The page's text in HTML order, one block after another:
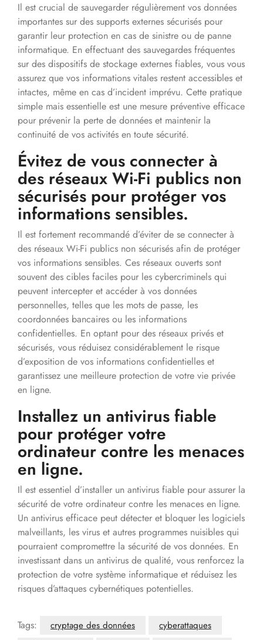
Il est crucial de sauvegarder régulièrement vos données
importantes sur des supports externes sécurisés pour
garantir leur protection en cas de sinistre ou de panne
informatique. En effectuant des sauvegardes fréquentes
sur des dispositifs de stockage externes fiables, vous vous
assurez que vos informations vitales restent accessibles et
intactes, même en cas d’incident imprévu. Cette pratique
simple mais essentielle est une mesure préventive efficace
pour prévenir la perte de données et maintenir la
continuité de vos activités en toute sécurité.
Évitez de vous connecter à
des réseaux Wi-Fi publics non
sécurisés pour protéger vos
informations sensibles.
Il est fortement recommandé d’éviter de se connecter à
des réseaux Wi-Fi publics non sécurisés afin de protéger
vos informations sensibles. Ces réseaux ouverts sont
souvent des cibles faciles pour les cybercriminels qui
peuvent intercepter et accéder à vos données
personnelles, telles que les mots de passe, les
coordonnées bancaires ou les informations
confidentielles. En optant pour des réseaux privés et
sécurisés, vous réduisez considérablement le risque
d’exposition de vos informations confidentielles et
garantissez une meilleure protection de votre vie privée
en ligne.
Installez un antivirus fiable
pour protéger votre
ordinateur contre les menaces
en ligne.
Il est essentiel d’installer un antivirus fiable pour assurer la
sécurité de votre ordinateur contre les menaces en ligne.
Un antivirus efficace peut détecter et bloquer les logiciels
malveillants, les virus et autres programmes nuisibles qui
pourraient compromettre la sécurité de vos données. En
investissant dans un antivirus de qualité, vous renforcez la
protection de votre système informatique et réduisez les
risques d’attaques cybernétiques potentielles.
Tags: cryptage des données
cyberattaques